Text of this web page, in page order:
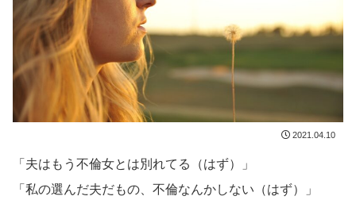
2021.04.10
「夫はもう不倫女とは別れてる（はず）」
「私の選んだ夫だもの、不倫なんかしない（はず）」